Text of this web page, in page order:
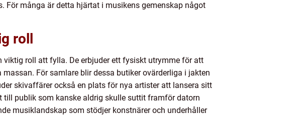
För många är detta hjärtat i musikens gemenskap något
roll
roll att fylla. De erbjuder ett fysiskt utrymme för att
För samlare blir dessa butiker ovärderliga i jakten
skivaffärer också en plats för nya artister att lansera sitt
publik som kanske aldrig skulle suttit framför datorn
musiklandskap som stödjer konstnärer och underhåller